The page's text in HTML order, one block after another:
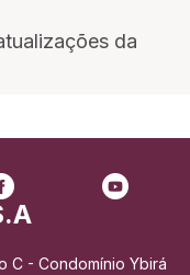
da
C - Condomínio Ybirá